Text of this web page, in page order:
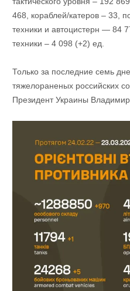
468, кораблей/катеров ‒ 33,
техники и автоцистерн — 84
техники ‒ 4 098 (+2) ед.
Только за последние семь
тяжелораненых российских
Президент Украины